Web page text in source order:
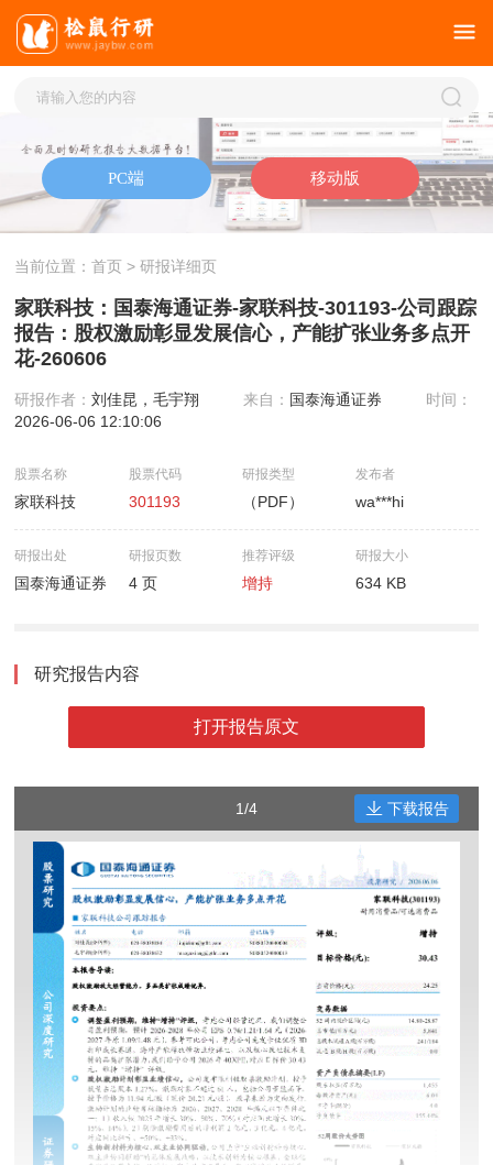
当前位置：首页 > 研报详细页
家联科技：国泰海通证券-家联科技-301193-公司跟踪
报告：股权激励彰显发展信心，产能扩张业务多点开
花-260606
研报作者：刘佳昆，毛宇翔 来自： 国泰海通证券
时间：
2026-06-06 12:10:06
股票名称
家联科技
股票代码
301193
研报类型
（PDF）
发布者
wa***hi
研报出处
国泰海通证券
研报页数
4 页
推荐评级
增持
研报大小
634 KB
研究报告内容
打开报告原文
1/4 下载报告